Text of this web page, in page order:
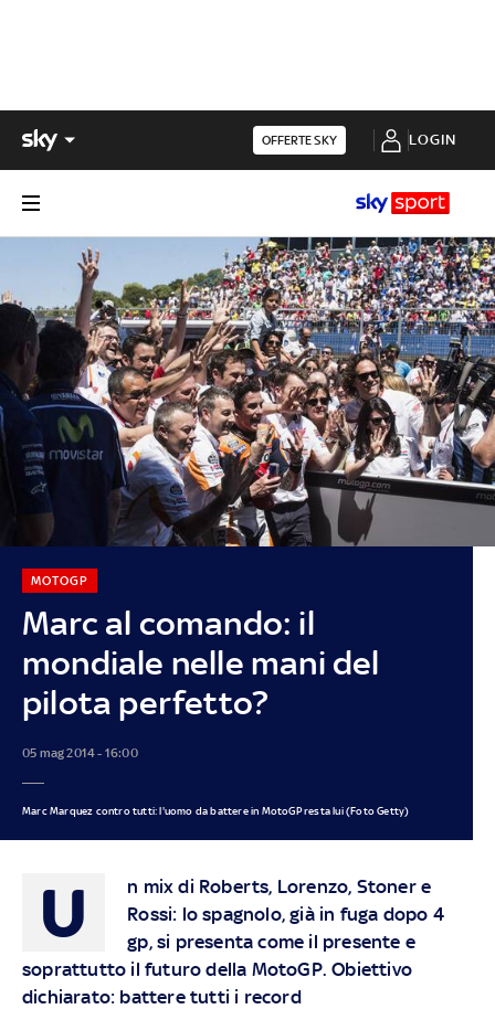
OFFERTE SKY LOGIN
Marc al comando: il
mondiale nelle mani del
pilota perfetto?
MOTOGP
05 mag 2014 - 16:00
Marc Marquez contro tutti: l'uomo da battere in MotoGP resta lui (Foto Getty)
U
n mix di Roberts, Lorenzo, Stoner e
Rossi: lo spagnolo, già in fuga dopo 4
gp, si presenta come il presente e
soprattutto il futuro della MotoGP. Obiettivo
dichiarato: battere tutti i record